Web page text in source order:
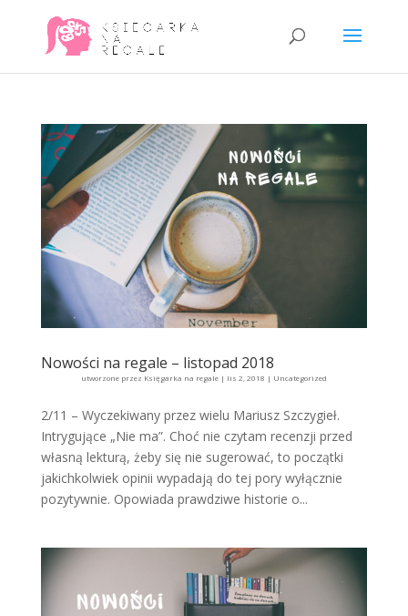
Nowości na regale – listopad 2018
utworzone przez Księgarka na regale| lis 2, 2018 | Uncategorized
2/11 – Wyczekiwany przez wielu Mariusz Szczygieł.
Intrygujące „Nie ma”. Choć nie czytam recenzji przed
własną lekturą, żeby się nie sugerować, to początki
jakichkolwiek opinii wypadają do tej pory wyłącznie
pozytywnie. Opowiada prawdziwe historie o...